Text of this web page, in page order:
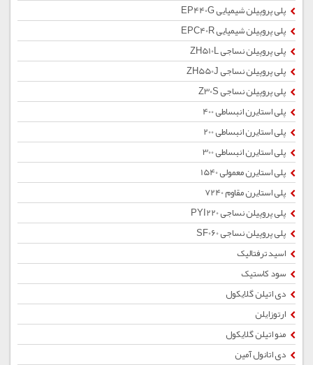
پلی پروپیلن شیمیایی EP440G
پلی پروپیلن شیمیایی EPC40R
پلی پروپیلن نساجی ZH510L
پلی پروپیلن نساجی ZH550J
پلی پروپیلن نساجی Z30S
پلی استایرن انبساطی 400
پلی استایرن انبساطی 200
پلی استایرن انبساطی 300
پلی استایرن معمولی 1540
پلی استایرن مقاوم 7240
پلی پروپیلن نساجی PYI220
پلی پروپیلن نساجی SF060
اسید ترفتالیک
سود کاستیک
دی اتیلن گلایکول
ارتوزایلن
منو اتیلن گلایکول
دی اتانول آمین